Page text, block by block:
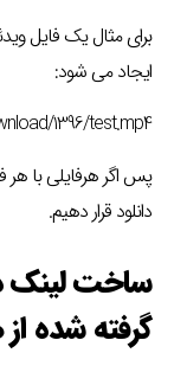
برای مثال یک فایل
ایجاد می شود:
1396/test.mp4
پس اگر هرفایلی با هر
دانلود قرار دهیم.
ساخت لینک
گرفته شده